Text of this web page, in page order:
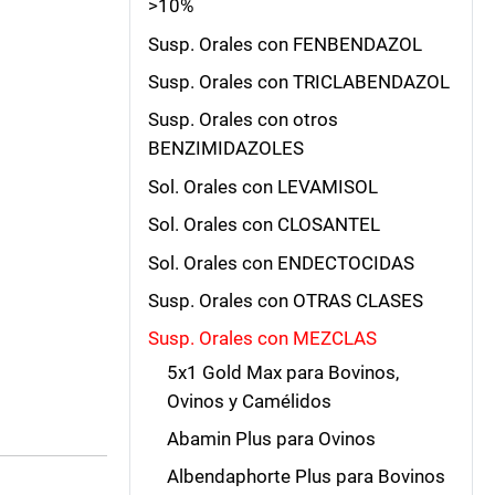
>10%
Susp. Orales con FENBENDAZOL
Susp. Orales con TRICLABENDAZOL
Susp. Orales con otros
BENZIMIDAZOLES
Sol. Orales con LEVAMISOL
Sol. Orales con CLOSANTEL
Sol. Orales con ENDECTOCIDAS
Susp. Orales con OTRAS CLASES
Susp. Orales con MEZCLAS
5x1 Gold Max para Bovinos,
Ovinos y Camélidos
Abamin Plus para Ovinos
Albendaphorte Plus para Bovinos